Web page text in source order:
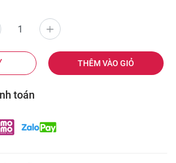
THÊM VÀO GIỎ
toán